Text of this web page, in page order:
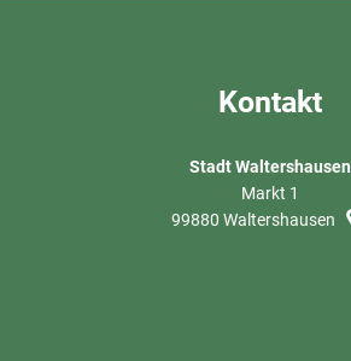
Kontakt
Stadt Waltershausen
Markt 1
99880 Waltershausen